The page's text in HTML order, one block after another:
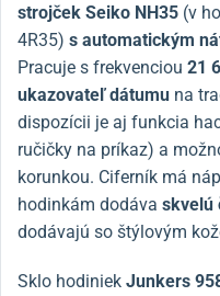
strojček Seiko NH35 (v
4R35) s automatickým
Pracuje s frekvenciou 21
ukazovateľ dátumu na
dispozícii je aj funkcia
ručičky na príkaz) a
korunkou. Ciferník má
hodinkám dodáva skvelú
dodávajú so štýlovým
Sklo hodiniek Junkers